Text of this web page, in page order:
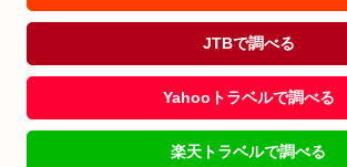
JTBで調べる
Yahooトラベルで調べる
楽天トラベルで調べる